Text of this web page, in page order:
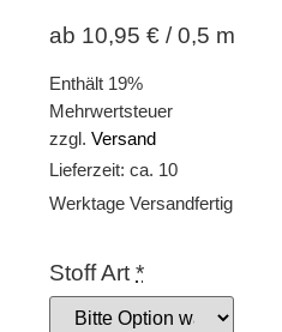
ab 10,95 € / 0,5 m
Enthält 19%
Mehrwertsteuer
zzgl. Versand
Lieferzeit: ca. 10
Werktage Versandfertig
Stoff Art *